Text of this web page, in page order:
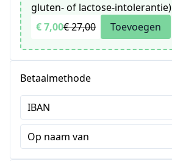
gluten- of lactose-intolerantie)
€ 7,00€ 27,00 Toevoegen
Betaalmethode
IBAN
Op naam van